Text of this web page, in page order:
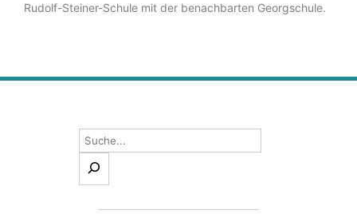
Rudolf-Steiner-Schule mit der benachbarten Georgschule.
Suchen